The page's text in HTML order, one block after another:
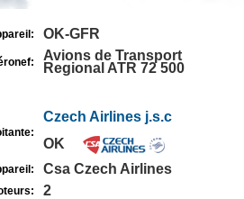
OK-GFR
Avions de Transport
Regional ATR 72 500
Czech Airlines j.s.c
OK
Csa Czech Airlines
2